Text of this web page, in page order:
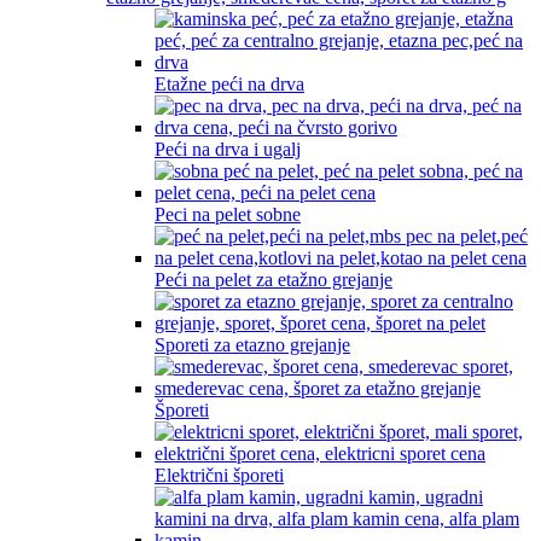
Etažne peći na drva
Peći na drva i ugalj
Peci na pelet sobne
Peći na pelet za etažno grejanje
Sporeti za etazno grejanje
Šporeti
Električni šporeti